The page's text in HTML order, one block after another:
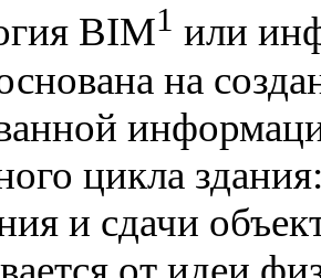
BIM1 или
на
цикла
и сдачи